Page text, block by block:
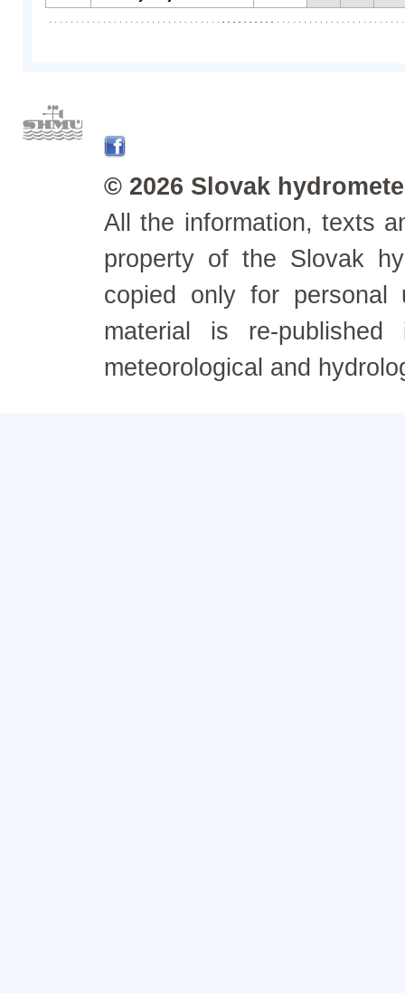
© 2026 Slovak
All the information, texts
property of the Slovak
copied only for personal
material is re-
meteorological and